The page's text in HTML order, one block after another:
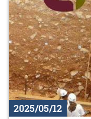
2025/05/12